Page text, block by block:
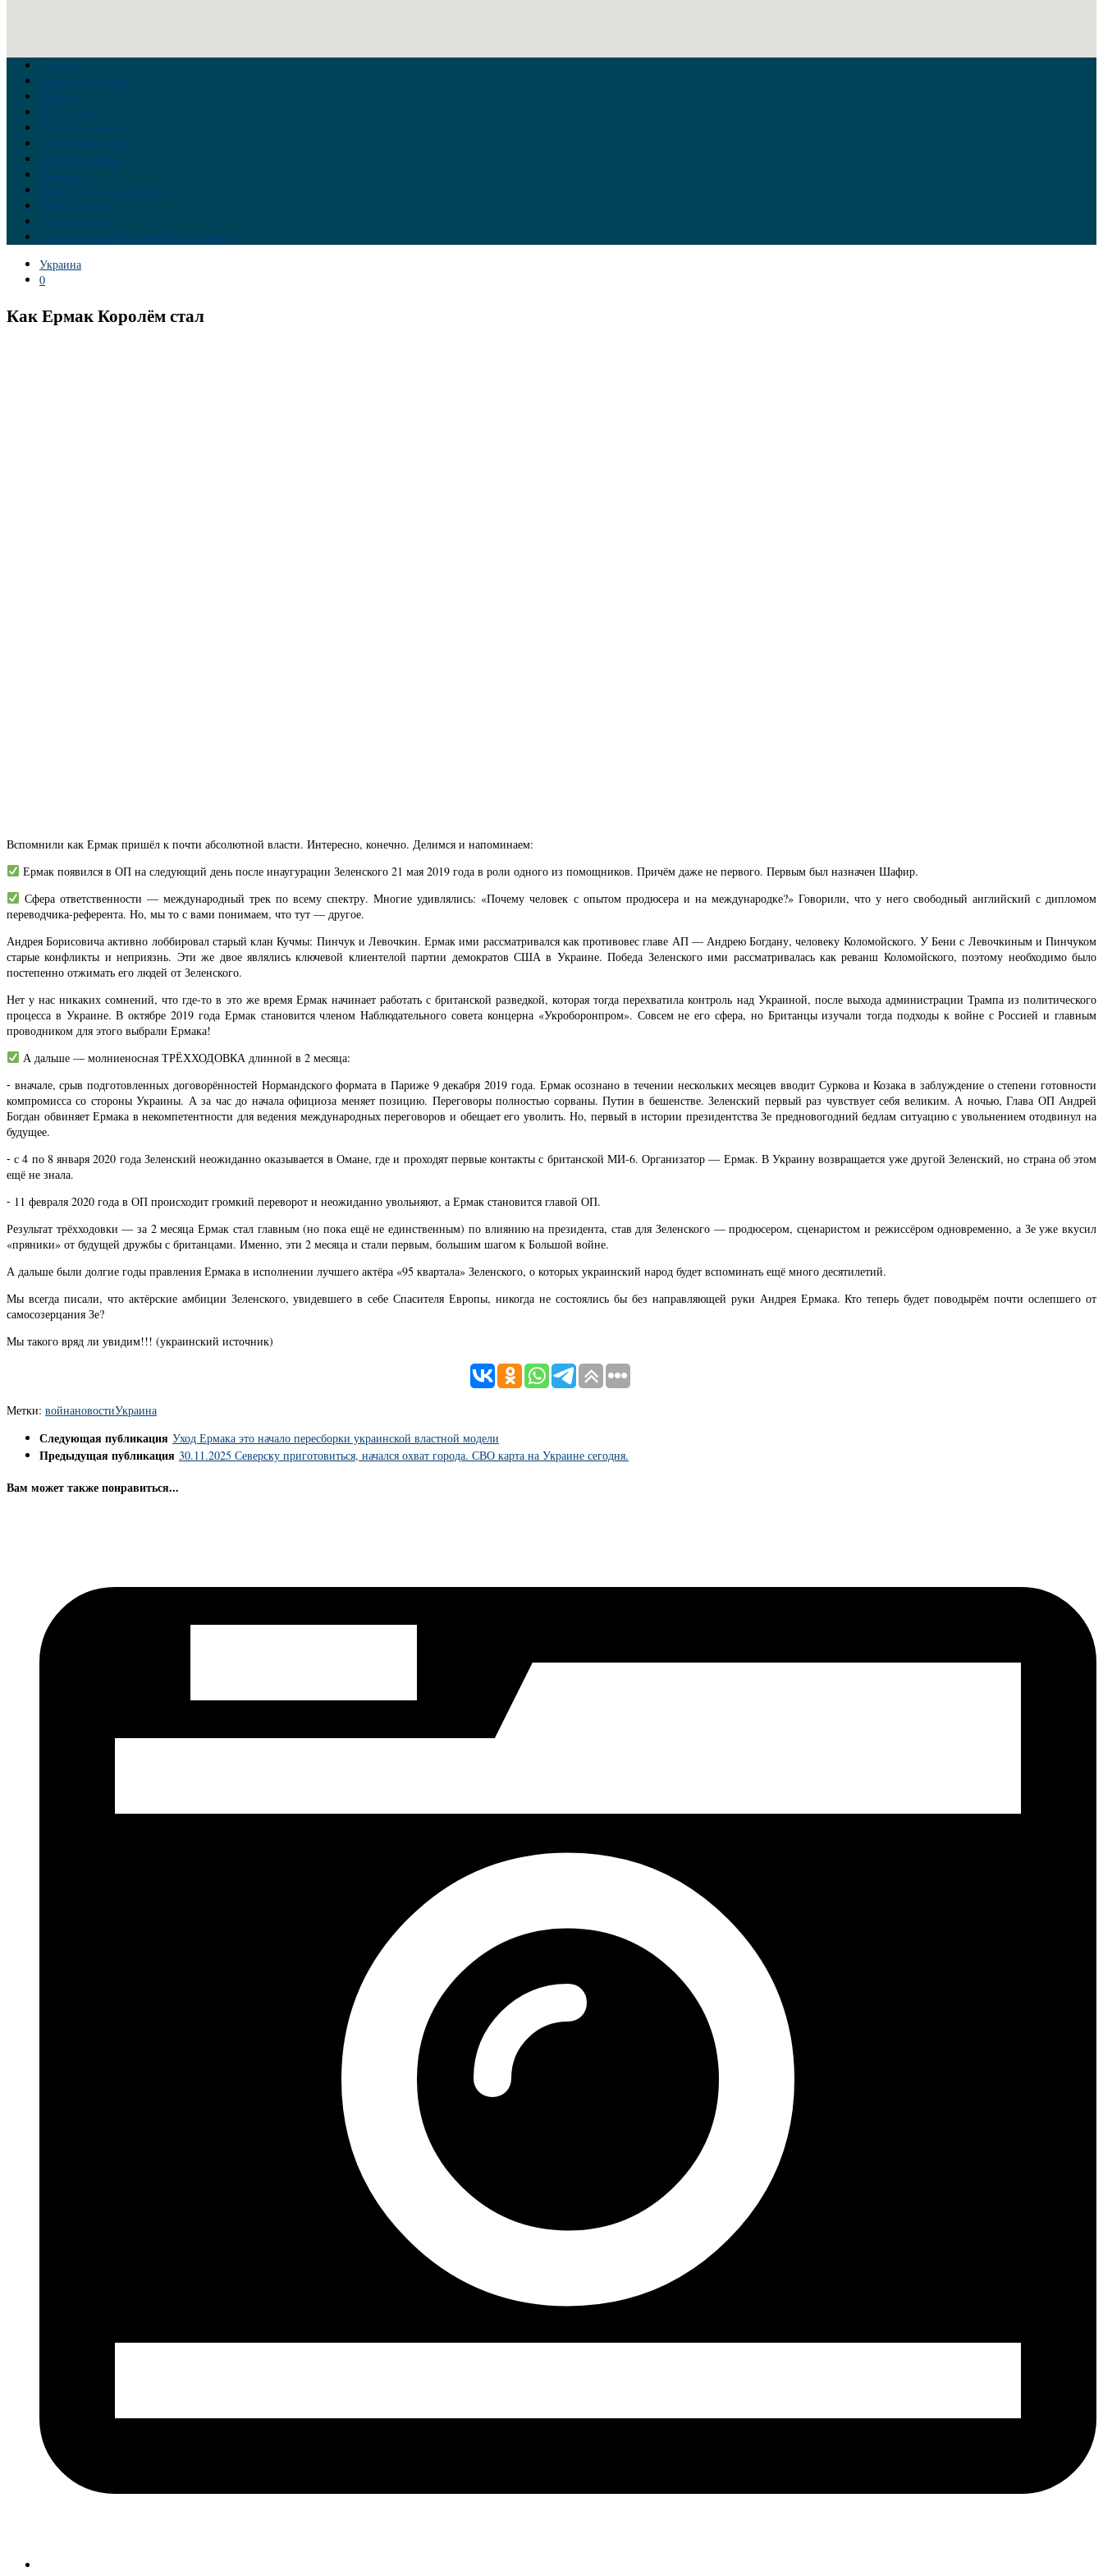
Главная
Война на Украине
Новости
Аналитика
Тайны Геополитики
Российские элиты
Теория заговора
Украина
Новый Мировой Порядок
Тайны истории
Обратная связь
Правила комментирования материалов
Украина
0
Как Ермак Королём стал
Вспомнили как Ермак пришёл к почти абсолютной власти. Интересно, конечно. Делимся и напоминаем:
Ермак появился в ОП на следующий день после инаугурации Зеленского 21 мая 2019 года в роли одного из помощников. Причём даже не первого. Первым был назначен Шафир.
Сфера ответственности — международный трек по всему спектру. Многие удивлялись: «Почему человек с опытом продюсера и на международке?» Говорили, что у него свободный английский с дипломом
переводчика-референта. Но, мы то с вами понимаем, что тут — другое.
Андрея Борисовича активно лоббировал старый клан Кучмы: Пинчук и Левочкин. Ермак ими рассматривался как противовес главе АП — Андрею Богдану, человеку Коломойского. У Бени с Левочкиным и Пинчуком
старые конфликты и неприязнь. Эти же двое являлись ключевой клиентелой партии демократов США в Украине. Победа Зеленского ими рассматривалась как реванш Коломойского, поэтому необходимо было
постепенно отжимать его людей от Зеленского.
Нет у нас никаких сомнений, что где-то в это же время Ермак начинает работать с британской разведкой, которая тогда перехватила контроль над Украиной, после выхода администрации Трампа из политического
процесса в Украине. В октябре 2019 года Ермак становится членом Наблюдательного совета концерна «Укроборонпром». Совсем не его сфера, но Британцы изучали тогда подходы к войне с Россией и главным
проводником для этого выбрали Ермака!
А дальше — молниеносная ТРЁХХОДОВКА длинной в 2 месяца:
⁃ вначале, срыв подготовленных договорённостей Нормандского формата в Париже 9 декабря 2019 года. Ермак осознано в течении нескольких месяцев вводит Суркова и Козака в заблуждение о степени готовности
компромисса со стороны Украины. А за час до начала официоза меняет позицию. Переговоры полностью сорваны. Путин в бешенстве. Зеленский первый раз чувствует себя великим. А ночью, Глава ОП Андрей
Богдан обвиняет Ермака в некомпетентности для ведения международных переговоров и обещает его уволить. Но, первый в истории президентства Зе предновогодний бедлам ситуацию с увольнением отодвинул на
будущее.
⁃ с 4 по 8 января 2020 года Зеленский неожиданно оказывается в Омане, где и проходят первые контакты с британской МИ-6. Организатор — Ермак. В Украину возвращается уже другой Зеленский, но страна об этом
ещё не знала.
⁃ 11 февраля 2020 года в ОП происходит громкий переворот и неожиданно увольняют, а Ермак становится главой ОП.
Результат трёхходовки — за 2 месяца Ермак стал главным (но пока ещё не единственным) по влиянию на президента, став для Зеленского — продюсером, сценаристом и режиссёром одновременно, а Зе уже вкусил
«пряники» от будущей дружбы с британцами. Именно, эти 2 месяца и стали первым, большим шагом к Большой войне.
А дальше были долгие годы правления Ермака в исполнении лучшего актёра «95 квартала» Зеленского, о которых украинский народ будет вспоминать ещё много десятилетий.
Мы всегда писали, что актёрские амбиции Зеленского, увидевшего в себе Спасителя Европы, никогда не состоялись бы без направляющей руки Андрея Ермака. Кто теперь будет поводырём почти ослепшего от
самосозерцания Зе?
Мы такого вряд ли увидим!!! (украинский источник)
Метки: войнановостиУкраина
Следующая публикация Уход Ермака это начало пересборки украинской властной модели
Предыдущая публикация 30.11.2025 Северску приготовиться, начался охват города. СВО карта на Украине сегодня.
Вам может также понравиться...